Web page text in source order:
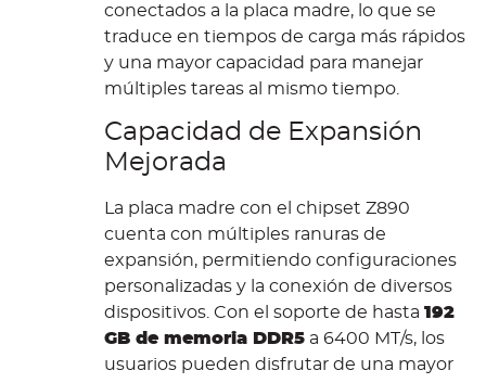
conectados a la placa madre, lo que se
traduce en tiempos de carga más rápidos
y una mayor capacidad para manejar
múltiples tareas al mismo tiempo.
Capacidad de Expansión
Mejorada
La placa madre con el chipset Z890
cuenta con múltiples ranuras de
expansión, permitiendo configuraciones
personalizadas y la conexión de diversos
dispositivos. Con el soporte de hasta 192
GB de memoria DDR5 a 6400 MT/s, los
usuarios pueden disfrutar de una mayor